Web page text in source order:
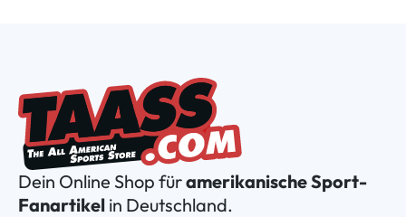
Dein Online Shop füramerikanische Sport-
Fanartikel in Deutschland.